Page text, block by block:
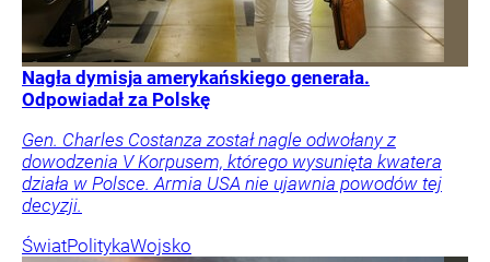
Nagła dymisja amerykańskiego generała.
Odpowiadał za Polskę
Gen. Charles Costanza został nagle odwołany z
dowodzenia V Korpusem, którego wysunięta kwatera
działa w Polsce. Armia USA nie ujawnia powodów tej
decyzji.
ŚwiatPolitykaWojsko